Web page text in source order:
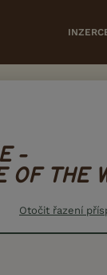
-
OF THE
Otočit řazení